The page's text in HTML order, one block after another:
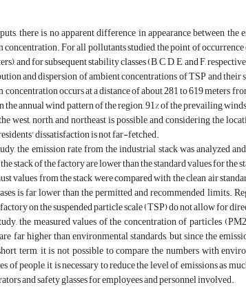
there is no apparent difference in appearance between
For all pollutants studied, the point of
and for subsequent stability classes (B, C, D, E, and F,
and dispersion of ambient concentrations of TSP and
concentration occurs at a distance of about 281 to 619 meters
the annual wind pattern of the region, 91% of the prevailing
west, north, and northeast is possible, and considering the
dissatisfaction is not far-fetched.
the emission rate from the industrial stack was analyzed
stack of the factory are lower than the standard values for the
values from the stack were compared with the clean air
is far lower than the permitted and recommended limits.
on the suspended particle scale (TSP) do not allow for
the measured values of the concentration of particles
far higher than environmental standards, but since the
term, it is not possible to compare the numbers with
of people, it is necessary to reduce the level of emissions as
and safety glasses for employees and personnel involved.